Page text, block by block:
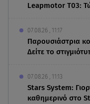
Leapmotor T03:
07.08.26 , 11:17
Παρουσιάστρια
Δείτε το
07.08.26 , 11:13
Stars System:
καθημερινό στο